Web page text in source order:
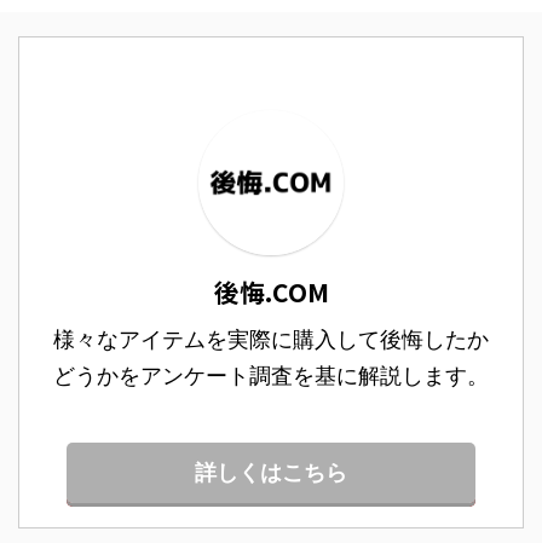
後悔.COM
様々なアイテムを実際に購入して後悔したか
どうかをアンケート調査を基に解説します。
詳しくはこちら